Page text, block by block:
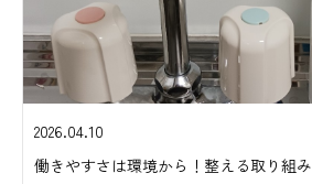
2026.04.10
働きやすさは環境から！整える取り組み